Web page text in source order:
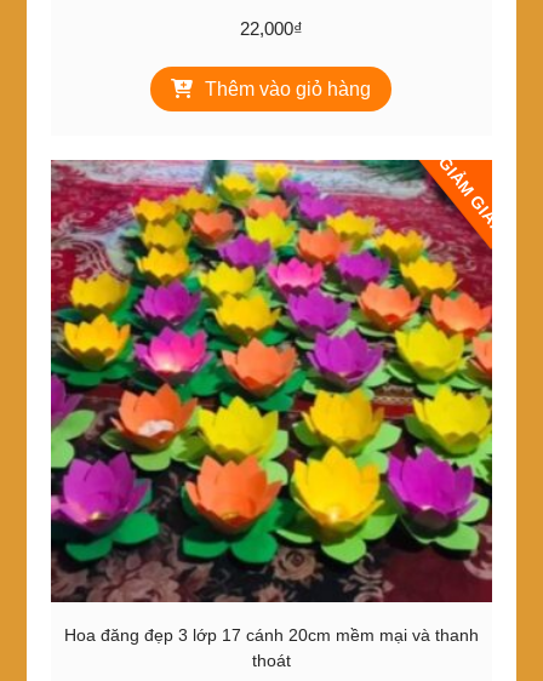
22,000₫
Thêm vào giỏ hàng
GIẢM GIÁ!
Hoa đăng đẹp 3 lớp 17 cánh 20cm mềm mại và thanh
thoát